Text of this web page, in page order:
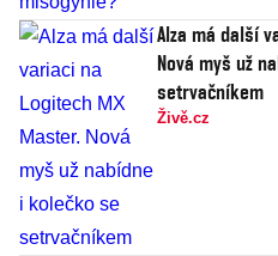
Alza má další
Nová myš už
setrvačníkem
Živě.cz